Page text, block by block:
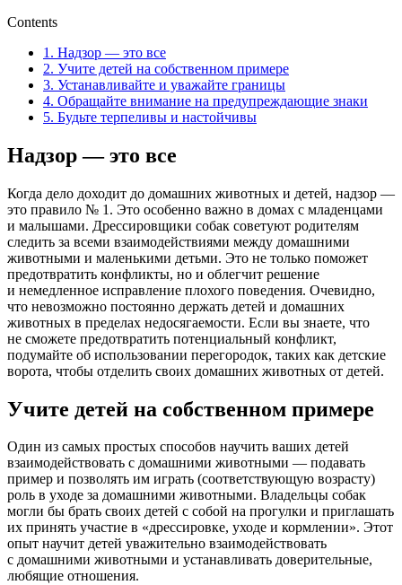
Contents
1. Надзор — это все
2. Учите детей на собственном примере
3. Устанавливайте и уважайте границы
4. Обращайте внимание на предупреждающие знаки
5. Будьте терпеливы и настойчивы
Надзор — это все
Когда дело доходит до домашних животных и детей, надзор —
это правило № 1. Это особенно важно в домах с младенцами
и малышами. Дрессировщики собак советуют родителям
следить за всеми взаимодействиями между домашними
животными и маленькими детьми. Это не только поможет
предотвратить конфликты, но и облегчит решение
и немедленное исправление плохого поведения. Очевидно,
что невозможно постоянно держать детей и домашних
животных в пределах недосягаемости. Если вы знаете, что
не сможете предотвратить потенциальный конфликт,
подумайте об использовании перегородок, таких как детские
ворота, чтобы отделить своих домашних животных от детей.
Учите детей на собственном примере
Один из самых простых способов научить ваших детей
взаимодействовать с домашними животными — подавать
пример и позволять им играть (соответствующую возрасту)
роль в уходе за домашними животными. Владельцы собак
могли бы брать своих детей с собой на прогулки и приглашать
их принять участие в «дрессировке, уходе и кормлении». Этот
опыт научит детей уважительно взаимодействовать
с домашними животными и устанавливать доверительные,
любящие отношения.